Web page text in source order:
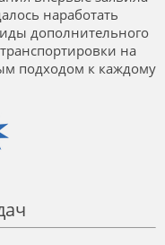
наработать
дополнительного
на
подходом к каждому